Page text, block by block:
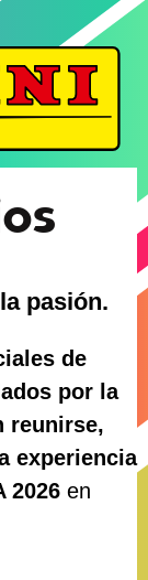
pasión.
de
por la
reunirse,
experiencia
2026 en